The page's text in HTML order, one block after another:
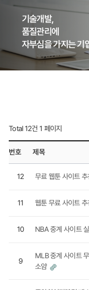
기술개발,
품질관리에
자부심을 가지는 기
Total 12건 1 페이지
번호 제목
12 무료 웹툰 사이트
11 웹툰 무료 사이트
10 NBA 중계 사이트
9
MLB 중계 사이트
소얌